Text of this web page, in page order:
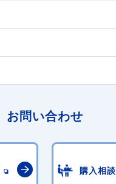
お問い合わせ
購入相談